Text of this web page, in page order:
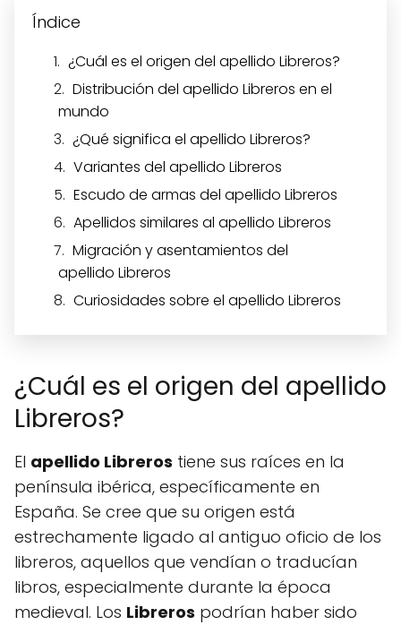
Índice
¿Cuál es el origen del apellido Libreros?
Distribución del apellido Libreros en el
mundo
¿Qué significa el apellido Libreros?
Variantes del apellido Libreros
Escudo de armas del apellido Libreros
Apellidos similares al apellido Libreros
Migración y asentamientos del
apellido Libreros
Curiosidades sobre el apellido Libreros
¿Cuál es el origen del apellido
Libreros?
El apellido Libreros tiene sus raíces en la
península ibérica, específicamente en
España. Se cree que su origen está
estrechamente ligado al antiguo oficio de los
libreros, aquellos que vendían o traducían
libros, especialmente durante la época
medieval. Los Libreros podrían haber sido